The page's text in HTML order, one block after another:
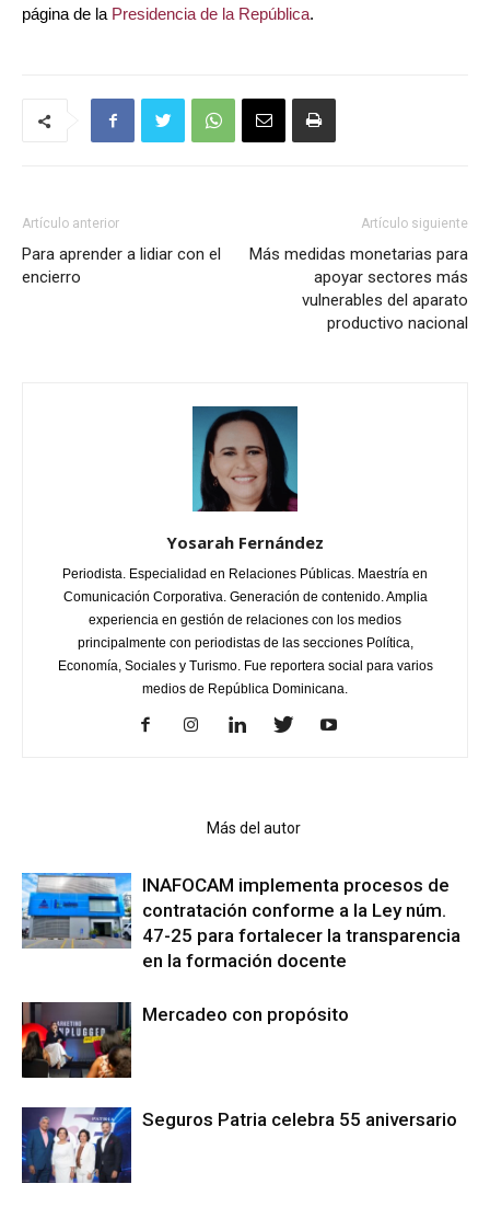
página de la Presidencia de la República.
Artículo anterior
Para aprender a lidiar con el
encierro
Artículo siguiente
Más medidas monetarias para
apoyar sectores más
vulnerables del aparato
productivo nacional
Yosarah Fernández
Periodista. Especialidad en Relaciones Públicas. Maestría en
Comunicación Corporativa. Generación de contenido. Amplia
experiencia en gestión de relaciones con los medios
principalmente con periodistas de las secciones Política,
Economía, Sociales y Turismo. Fue reportera social para varios
medios de República Dominicana.
Más del autor
INAFOCAM implementa procesos de
contratación conforme a la Ley núm.
47-25 para fortalecer la transparencia
en la formación docente
Mercadeo con propósito
Seguros Patria celebra 55 aniversario